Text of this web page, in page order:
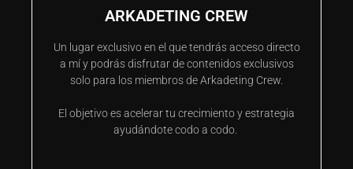
ARKADETING CREW
Un lugar exclusivo en el que tendrás acceso directo
a mí y podrás disfrutar de contenidos exclusivos
solo para los miembros de Arkadeting Crew.
El objetivo es acelerar tu crecimiento y estrategia
ayudándote codo a codo.